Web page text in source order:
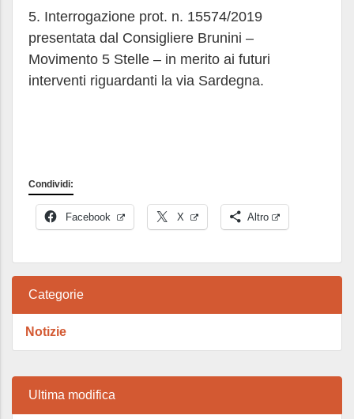
5. Interrogazione prot. n. 15574/2019
presentata dal Consigliere Brunini –
Movimento 5 Stelle – in merito ai futuri
interventi riguardanti la via Sardegna.
Condividi:
Facebook X Altro
Categorie
Notizie
Ultima modifica